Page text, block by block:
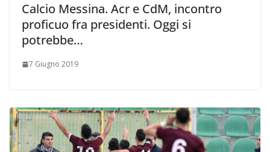
Calcio Messina. Acr e CdM, incontro
proficuo fra presidenti. Oggi si
potrebbe…
7 Giugno 2019